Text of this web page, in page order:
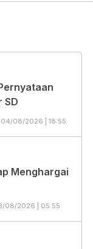
SD
04/08/2026 | 18:55
Menghargai
08/2026 | 05:55